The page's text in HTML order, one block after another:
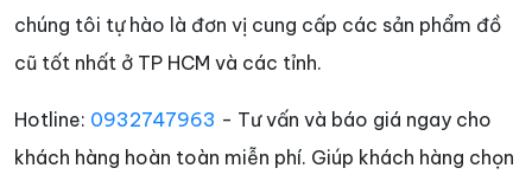
chúng tôi tự hào là đơn vị cung cấp các sản phẩm đồ
cũ tốt nhất ở TP HCM và các tỉnh.
Hotline: 0932747963 - Tư vấn và báo giá ngay cho
khách hàng hoàn toàn miễn phí. Giúp khách hàng chọn